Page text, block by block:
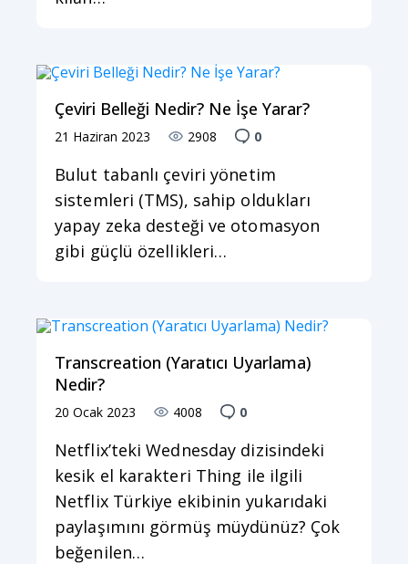
Çeviri Belleği Nedir? Ne İşe Yarar?
21 Haziran 2023 2908 0
Bulut tabanlı çeviri yönetim
sistemleri (TMS), sahip oldukları
yapay zeka desteği ve otomasyon
gibi güçlü özellikleri…
Transcreation (Yaratıcı Uyarlama)
Nedir?
20 Ocak 2023 4008 0
Netflix’teki Wednesday dizisindeki
kesik el karakteri Thing ile ilgili
Netflix Türkiye ekibinin yukarıdaki
paylaşımını görmüş müydünüz? Çok
beğenilen…